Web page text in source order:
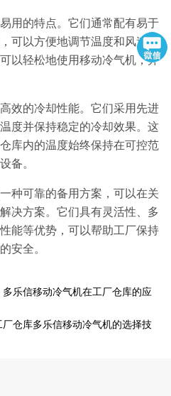
用的特点。它们通常配有易于
可以方便地调节温度和风速等
以轻松地使用移动冷气机，并
效的冷却性能。它们采用先进
度并保持稳定的冷却效果。这
库内的温度始终保持在可控范
备。
种可靠的备用方案，可以在关
决方案。它们具有灵活性、多
能等优势，可以帮助工厂保持
安全。
多乐信移动冷气机在工厂仓库的应
仓库多乐信移动冷气机的选择技